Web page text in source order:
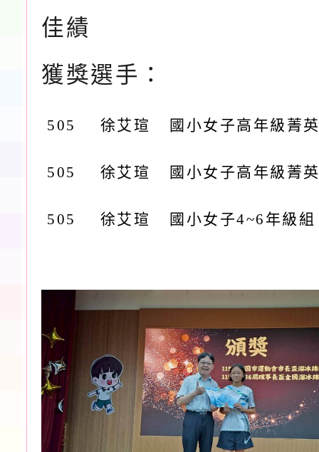
佳績
獲獎選手：
505 徐艾瑄 國小女子高年級菁
505 徐艾瑄 國小女子高年級菁
505 徐艾瑄 國小女子4~6年級